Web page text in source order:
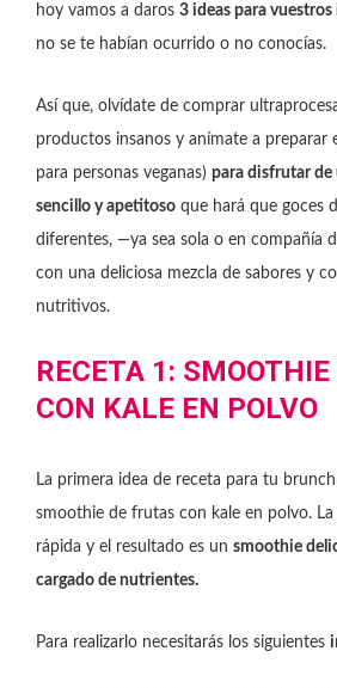
hoy vamos a daros 3 ideas para
no se te habían ocurrido o no conocías.
Así que, olvídate de comprar
productos insanos y anímate a preparar
para personas veganas) para disfrutar de
sencillo y apetitoso que hará que goces
diferentes, —ya sea sola o en compañía
con una deliciosa mezcla de sabores y
nutritivos.
RECETA 1:
CON KALE EN POLVO
La primera idea de receta para tu
smoothie de frutas con kale en polvo.
rápida y el resultado es un smoothie
cargado de nutrientes.
Para realizarlo necesitarás los siguientes